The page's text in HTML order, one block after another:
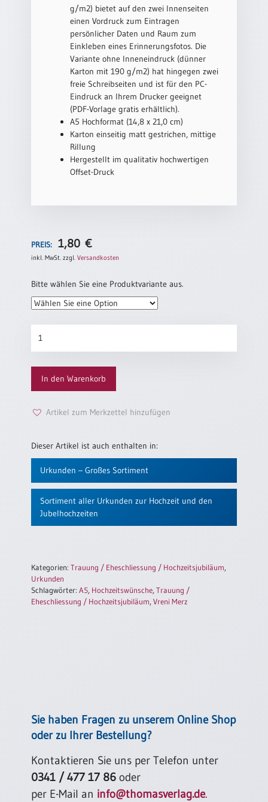
Jahreslosung
Restbestände
Restbestände
Broschüren
Urkundenscheine
g/m2) bietet auf den zwei Innenseiten
einen Vordruck zum Eintragen
persönlicher Daten und Raum zum
Einkleben eines Erinnerungsfotos. Die
Variante ohne Inneneindruck (dünner
Karton mit 190 g/m2) hat hingegen zwei
freie Schreibseiten und ist für den PC-
Eindruck an Ihrem Drucker geeignet
(PDF-Vorlage gratis erhältlich).
A5 Hochformat (14,8 x 21,0 cm)
Karton einseitig matt gestrichen, mittige
Rillung
Hergestellt im qualitativ hochwertigen
Offset-Druck
PREIS: 1,80€
inkl. MwSt. zzgl.Versandkosten
Bitte wählen Sie eine Produktvariante aus.
für
Trauzeugen
„Hochzeitswünsche“
Menge
In den Warenkorb
Artikel zum Merkzettel hinzufügen
Dieser Artikel ist auch enthalten in:
Urkunden – Großes Sortiment
Sortiment aller Urkunden zur Hochzeit und den
Jubelhochzeiten
Kategorien:Trauung / Eheschliessung / Hochzeitsjubiläum,
Urkunden
Schlagwörter:A5, Hochzeitswünsche,Trauung /
Eheschliessung / Hochzeitsjubiläum,Vreni Merz
Sie haben Fragen zu unserem Online Shop
oder zu Ihrer Bestellung?
Kontaktieren Sie uns per Telefon unter
0341 / 477 17 86 oder
per E-Mail an info@thomasverlag.de.